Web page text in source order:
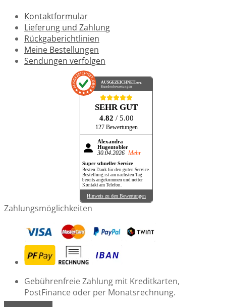
Kontaktformular
Lieferung und Zahlung
Rückgaberichtlinien
Meine Bestellungen
Sendungen verfolgen
AUSGEZEICHNET .org
Kundenbewertungen
SEHR GUT
4.82 / 5.00
127 Bewertungen
Alexandra
Hugentobler
30.04.2026 Mehr
Super schneller Service
Besten Dank für den guten Service.
Bestellung ist am nächsten Tag
bereits angekommen und netter
Kontakt am Telefon.
Hinweis zu den Bewertungen
Zahlungsmöglichkeiten
Gebührenfreie Zahlung mit Kreditkarten,
PostFinance oder per Monatsrechnung.